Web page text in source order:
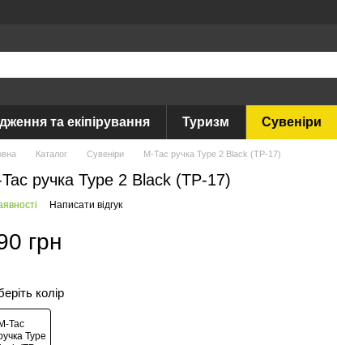
та екіпірування Туризм Сувеніри
Каталог Сувеніри M-Tac ручка Type 2 Black (TP-17)
ручка Type 2 Black (TP-17)
Написати відгук
грн
колір